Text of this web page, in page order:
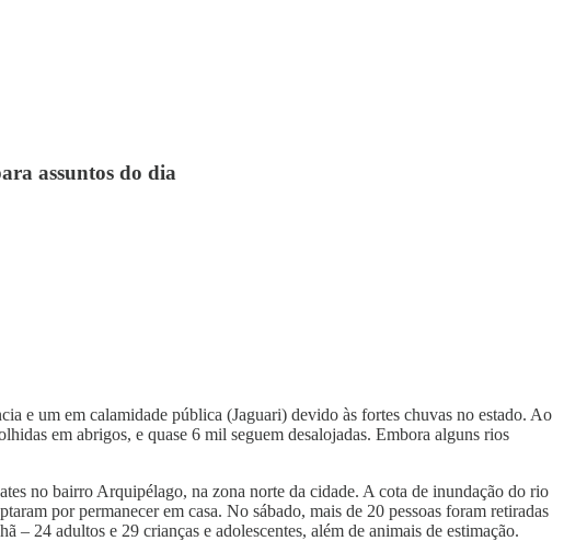
assuntos do dia
e um em calamidade pública (Jaguari) devido às fortes chuvas no estado. Ao
em abrigos, e quase 6 mil seguem desalojadas. Embora alguns rios
no bairro Arquipélago, na zona norte da cidade. A cota de inundação do rio
por permanecer em casa. No sábado, mais de 20 pessoas foram retiradas
– 24 adultos e 29 crianças e adolescentes, além de animais de estimação.